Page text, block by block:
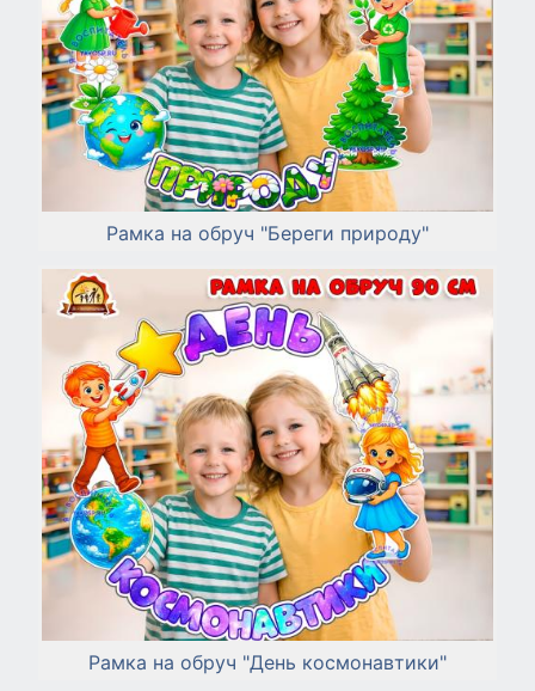
Рамка на обруч "Береги природу"
Рамка на обруч "День космонавтики"